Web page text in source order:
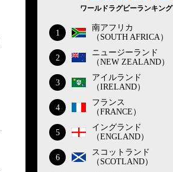
ワールドラグビーランキング
1
南アフリカ
（SOUTH AFRICA）
2
ニュージーランド
（NEW ZEALAND）
3
アイルランド
（IRELAND）
4
フランス
（FRANCE）
5
イングランド
（ENGLAND）
6
スコットランド
（SCOTLAND）